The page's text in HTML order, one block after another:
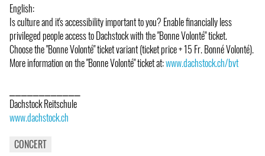
English:
Is culture and it's accessibility important to you? Enable financially less
privileged people access to Dachstock with the "Bonne Volonté" ticket.
Choose the "Bonne Volonté" ticket variant (ticket price + 15 Fr. Bonné Volonté).
More information on the "Bonne Volonté" ticket at:www.dachstock.ch/bvt
Dachstock Reitschule
www.dachstock.ch
CONCERT